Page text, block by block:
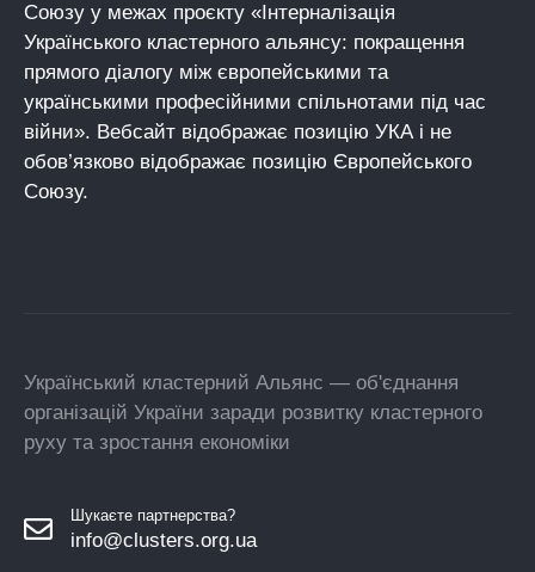
Союзу у межах проєкту «Інтерналізація
Українського кластерного альянсу: покращення
прямого діалогу між європейськими та
українськими професійними спільнотами під час
війни». Вебсайт відображає позицію УКА і не
обов’язково відображає позицію Європейського
Союзу.
Український кластерний Альянс — об'єднання
організацій України заради розвитку кластерного
руху та зростання економіки
Шукаєте партнерства?
info@clusters.org.ua